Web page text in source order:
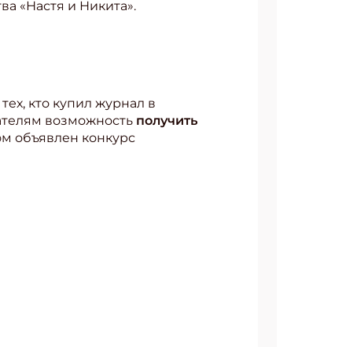
«Настя и Никита».
кто купил журнал в
возможность получить
объявлен конкурс